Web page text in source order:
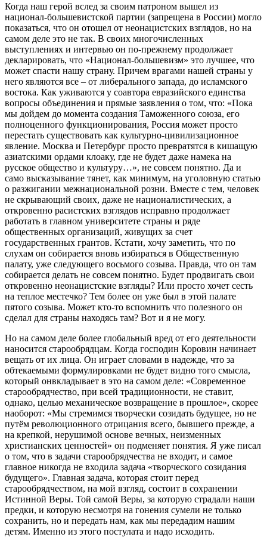
Когда наш герой вслед за своим патроном вышел из
национал-большевистской партии (запрещена в России) могло
показаться, что он отошел от неонацистских взглядов, но на
самом деле это не так. В своих многочисленных
выступлениях и интервью он по-прежнему продолжает
декларировать, что «Национал-большевизм» это лучшее, что
может спасти нашу страну. Причем врагами нашей страны у
него являются все – от либерального запада, до исламского
востока. Как уживаются у соавтора евразийского единства
вопросы объединения и прямые заявления о том, что: «Пока
мы дойдем до момента создания Таможенного союза, его
полноценного функционирования, Россия может просто
перестать существовать как культурно-цивилизационное
явление. Москва и Петербург просто превратятся в кишащую
азиатскими ордами клоаку, где не будет даже намека на
русское общество и культуру…», не совсем понятно. Да и
само высказывание тянет, как минимум, на уголовную статью
о разжигании межнациональной розни. Вместе с тем, человек
не скрывающий своих, даже не националистических, а
откровенно расистских взглядов исправно продолжает
работать в главном университете страны и ряде
общественных организаций, живущих за счет
государственных грантов. Кстати, хочу заметить, что по
слухам он собирается вновь избираться в Общественную
палату, уже следующего восьмого созыва. Правда, что он там
собирается делать не совсем понятно. Будет продвигать свои
откровенно неонацистские взгляды? Или просто хочет сесть
на теплое местечко? Тем более он уже был в этой палате
пятого созыва. Может кто-то вспомнить что полезного он
сделал для страны находясь там? Вот и я не могу.
Но на самом деле более глобальный вред от его деятельности
наносится старообрядцам. Когда господин Коровин начинает
вещать от их лица. Он играет словами в надежде, что за
обтекаемыми формулировками не будет видно того смысла,
который онвкладывает в это на самом деле: «Современное
старообрядчество, при всей традиционности, не ставит,
однако, целью механическое возвращение в прошлое», скорее
наоборот: «Мы стремимся творчески созидать будущее, но не
путём революционного отрицания всего, бывшего прежде, а
на крепкой, нерушимой основе вечных, неизменных
христианских ценностей» он подменяет понятия. Я уже писал
о том, что в задачи старообрядчества не входит, и самое
главное никогда не входила задача «творческого созидания
будущего». Главная задача, которая стоит перед
старообрядчеством, на мой взгляд, состоит в сохранении
Истинной Веры. Той самой Веры, за которую страдали наши
предки, и которую несмотря на гонения сумели не только
сохранить, но и передать нам, как мы передадим нашим
детям. Именно из этого постулата и надо исходить.